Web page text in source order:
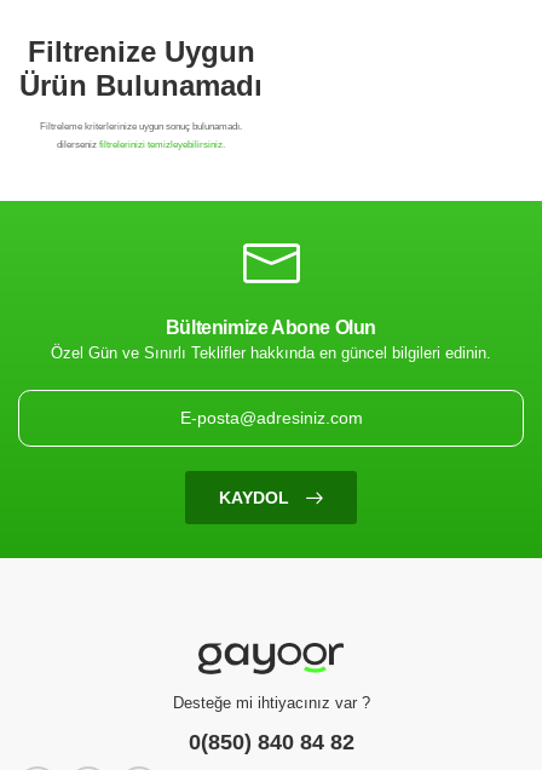
Filtrenize Uygun
Ürün Bulunamadı
Bültenimize Abone Olun
Özel Gün ve Sınırlı Teklifler hakkında en güncel bilgileri edinin.
KAYDOL
Desteğe mi ihtiyacınız var ?
0(850) 840 84 82